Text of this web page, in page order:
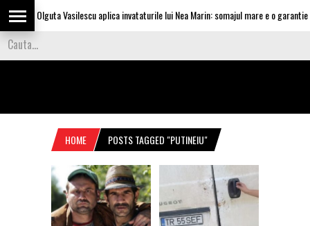
Olguta Vasilescu aplica invataturile lui Nea Marin: somajul mare e o garantie
HOME POSTS TAGGED "PUTINEIU"